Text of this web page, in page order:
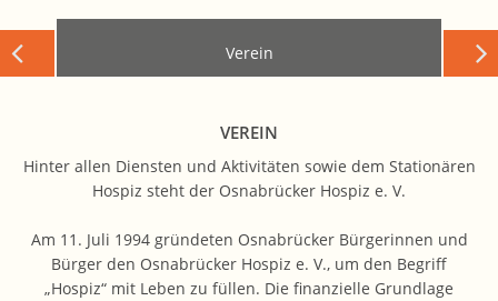
Verein
VEREIN
Hinter allen Diensten und Aktivitäten sowie dem Stationären
Hospiz steht der Osnabrücker Hospiz e. V.
Am 11. Juli 1994 gründeten Osnabrücker Bürgerinnen und
Bürger den Osnabrücker Hospiz e. V., um den Begriff
„Hospiz“ mit Leben zu füllen. Die finanzielle Grundlage